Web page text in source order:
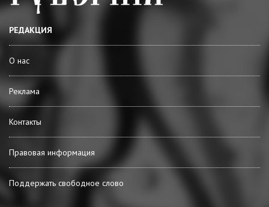
РЕДАКЦИЯ
О нас
Реклама
Контакты
Правовая информация
Поддержать свободное слово